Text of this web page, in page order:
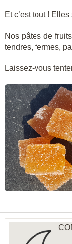
Et c’est tout !
Nos pâtes de
tendres, fermes,
Laissez-vous